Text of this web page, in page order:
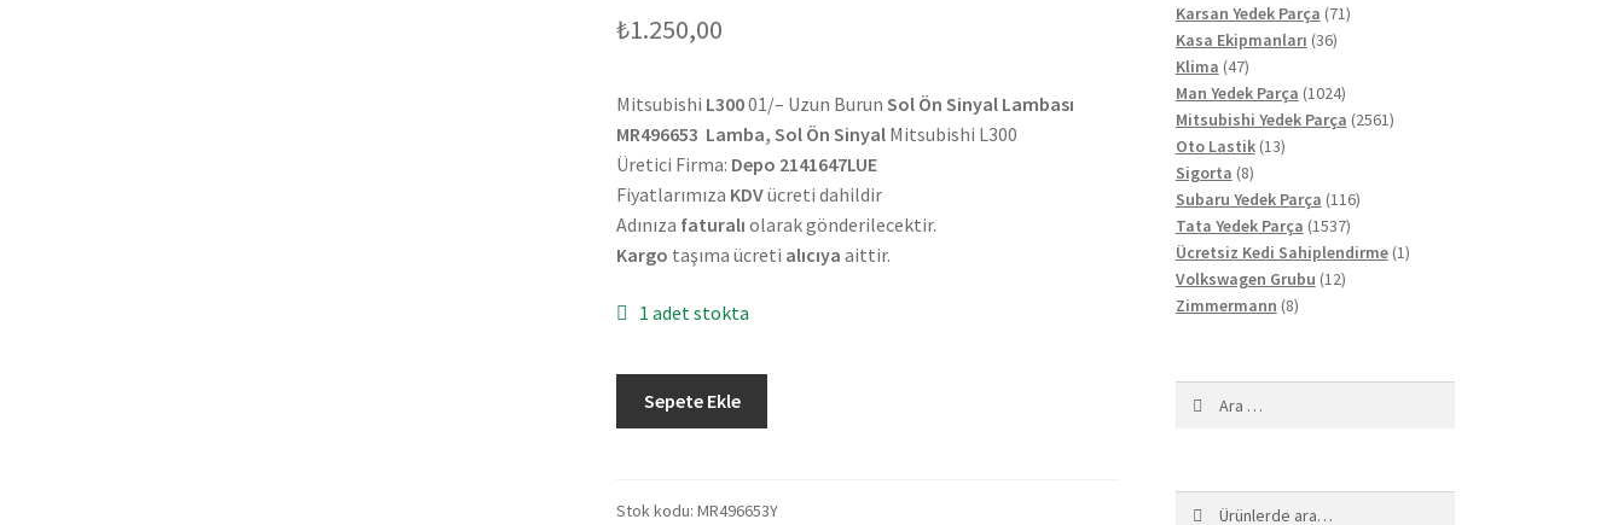
₺1.250,00
Mitsubishi L30001/– Uzun Burun Sol Ön Sinyal Lambası
MR496653 Lamba, Sol Ön Sinyal Mitsubishi L300
Üretici Firma: Depo 2141647LUE
Fiyatlarımıza KDVücreti dahildir
Adınıza faturalı olarak gönderilecektir.
Kargo taşıma ücreti alıcıya aittir.
1 adet stokta
Sol
Sepete Ekle
Stok kodu:MR496653Y
ürün
Karsan Yedek Parça 7171
Kasa Ekipmanları 3636
Klima 4747
ürün
Man Yedek Parça 10241024
ürün
Mitsubishi Yedek Parça 25612561
Oto Lastik 1313
Sigorta 88
ürün
Subaru Yedek Parça 116116
Tata Yedek Parça 15371537
ürün
Ücretsiz Kedi Sahiplendirme 11
Volkswagen Grubu 1212
Zimmermann 88